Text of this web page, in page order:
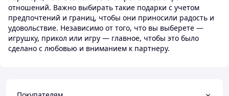
отношений. Важно выбирать такие подарки с учетом
предпочтений и границ, чтобы они приносили радость и
удовольствие. Независимо от того, что вы выберете —
игрушку, прикол или игру — главное, чтобы это было
сделано с любовью и вниманием к партнеру.